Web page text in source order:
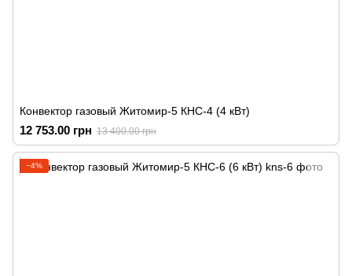
Конвектор газовый Житомир-5 КНС-4 (4 кВт)
12 753.00 грн 13 400.00 грн
−4%